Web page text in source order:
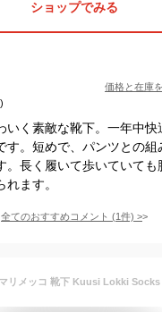
ショップでみる
価格と在庫を
いく素敵な靴下。一年中快
す。短めで、パンツとの組
。長く履いて歩いていても
ます。
全てのおすすめコメント (1件) >